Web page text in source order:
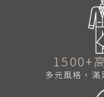
1500+
多元風格，滿